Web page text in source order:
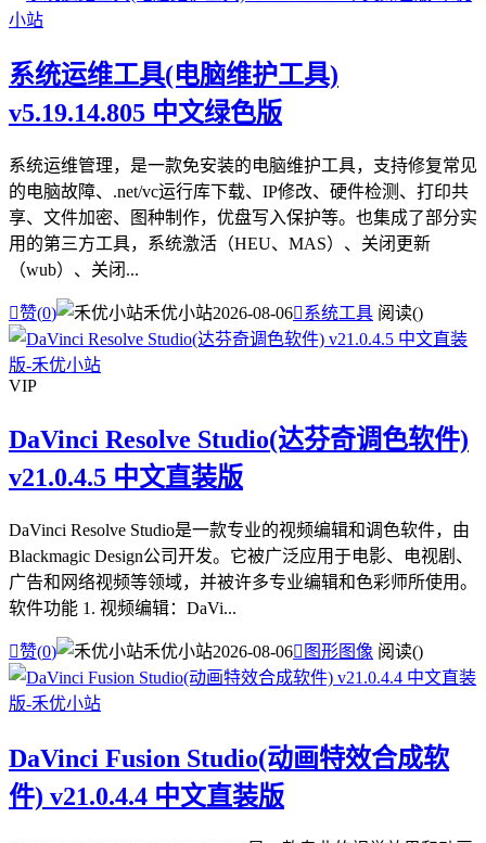
系统运维工具(电脑维护工具)
v5.19.14.805 中文绿色版
系统运维管理，是一款免安装的电脑维护工具，支持修复常见
的电脑故障、.net/vc运行库下载、IP修改、硬件检测、打印共
享、文件加密、图种制作，优盘写入保护等。也集成了部分实
用的第三方工具，系统激活（HEU、MAS）、关闭更新
（wub）、关闭...
赞(0) 禾优小站2026-08-06系统工具 阅读()
VIP
DaVinci Resolve Studio(达芬奇调色软件)
v21.0.4.5 中文直装版
DaVinci Resolve Studio是一款专业的视频编辑和调色软件，由
Blackmagic Design公司开发。它被广泛应用于电影、电视剧、
广告和网络视频等领域，并被许多专业编辑和色彩师所使用。
软件功能 1. 视频编辑：DaVi...
赞(0) 禾优小站2026-08-06 图形图像 阅读()
DaVinci Fusion Studio(动画特效合成软
件) v21.0.4.4 中文直装版